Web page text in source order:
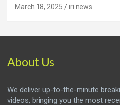
March 18, 2025 iri news
About Us
We deliver up-to-the-minute
videos, bringing you the most